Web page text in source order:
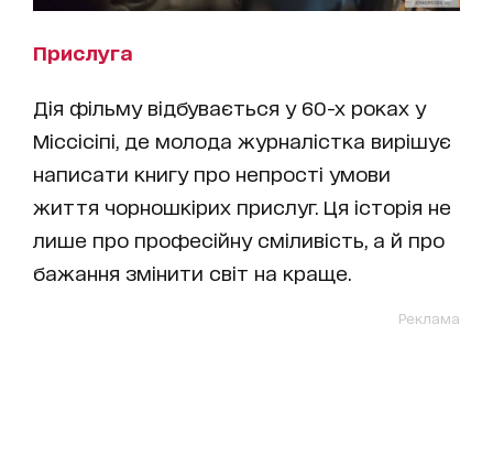
Прислуга
Дія фільму відбувається у 60-х роках у
Міссісіпі, де молода журналістка вирішує
написати книгу про непрості умови
життя чорношкірих прислуг. Ця історія не
лише про професійну сміливість, а й про
бажання змінити світ на краще.
Реклама